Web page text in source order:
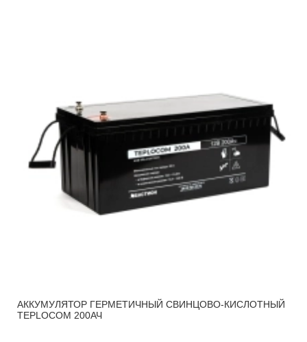
АККУМУЛЯТОР ГЕРМЕТИЧНЫЙ СВИНЦОВО-КИСЛОТНЫЙ
TEPLOCOM 200АЧ